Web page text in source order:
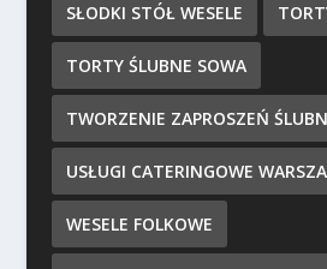
SŁODKI STÓŁ WESELE
TORTY ŚLUBNE SOWA
TWORZENIE ZAPROSZEŃ
USŁUGI CATERINGOWE
WESELE FOLKOWE